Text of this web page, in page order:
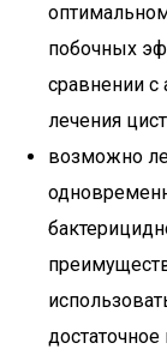
побочных
сравнении с
лечения
возможно